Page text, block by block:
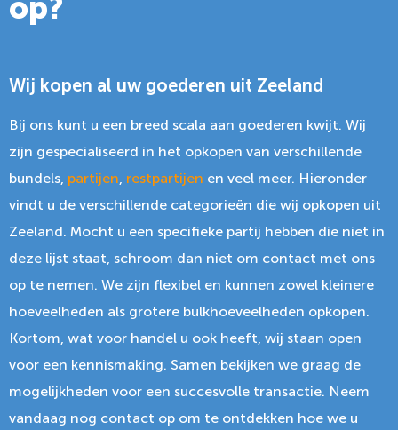
op?
Wij kopen al uw goederen uit Zeeland
Bij ons kunt u een breed scala aan goederen kwijt. Wij
zijn gespecialiseerd in het opkopen van verschillende
bundels, partijen restpartijen en veel meer. Hieronder
vindt u de verschillende categorieën die wij opkopen uit
Zeeland. Mocht u een specifieke partij hebben die niet in
deze lijst staat, schroom dan niet om contact met ons
op te nemen. We zijn flexibel en kunnen zowel kleinere
hoeveelheden als grotere bulkhoeveelheden opkopen.
Kortom, wat voor handel u ook heeft, wij staan open
voor een kennismaking. Samen bekijken we graag de
mogelijkheden voor een succesvolle transactie. Neem
vandaag nog contact op om te ontdekken hoe we u